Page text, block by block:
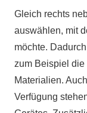
Gleich rechts
auswählen, mit
möchte.
zum Beispiel
Materialien.
Verfügung